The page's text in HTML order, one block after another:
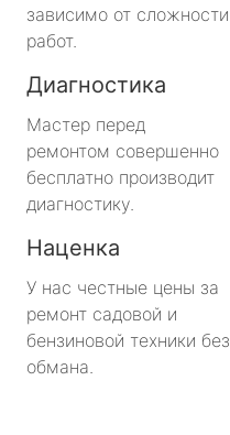
зависимо от сложности
работ.
Диагностика
Мастер перед
ремонтом совершенно
бесплатно производит
диагностику.
Наценка
У нас честные цены за
ремонт садовой и
бензиновой техники без
обмана.